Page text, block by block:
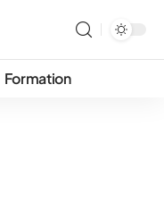
Formation